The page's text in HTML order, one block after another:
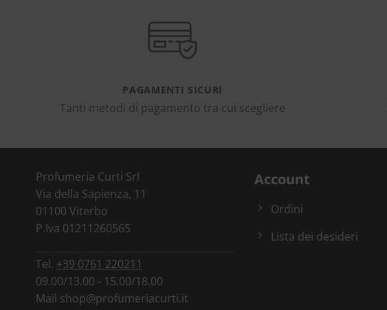
PAGAMENTI SICURI
Tanti metodi di pagamento tra cui scegliere
Profumeria Curti Srl
Via della Sapienza, 11
01100 Viterbo
P.Iva 01211260565
Tel. +39 0761 220211
09.00/13.00 - 15.00/18.00
Mail shop@profumeriacurti.it
Account
Ordini
Lista dei desideri